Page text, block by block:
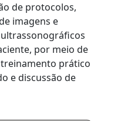
de protocolos,
imagens e
por meio de
prático
e discussão de